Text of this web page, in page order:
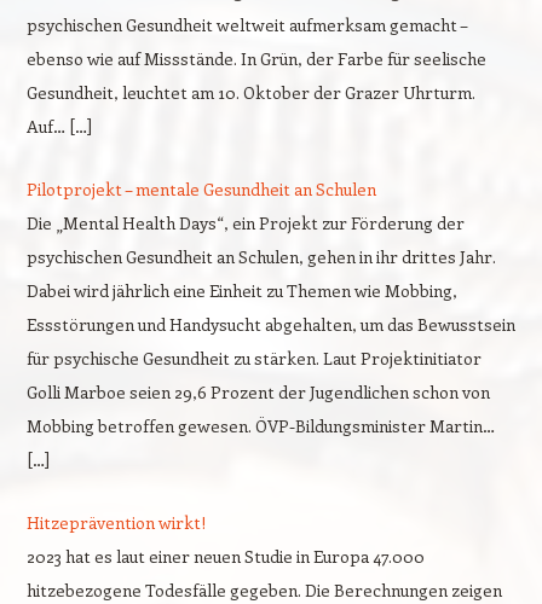
psychischen Gesundheit weltweit aufmerksam gemacht –
ebenso wie auf Missstände. In Grün, der Farbe für seelische
Gesundheit, leuchtet am 10. Oktober der Grazer Uhrturm.
Auf… […]
Pilotprojekt – mentale Gesundheit an Schulen
Die „Mental Health Days“, ein Projekt zur Förderung der
psychischen Gesundheit an Schulen, gehen in ihr drittes Jahr.
Dabei wird jährlich eine Einheit zu Themen wie Mobbing,
Essstörungen und Handysucht abgehalten, um das Bewusstsein
für psychische Gesundheit zu stärken. Laut Projektinitiator
Golli Marboe seien 29,6 Prozent der Jugendlichen schon von
Mobbing betroffen gewesen. ÖVP-Bildungsminister Martin…
[…]
Hitzeprävention wirkt!
2023 hat es laut einer neuen Studie in Europa 47.000
hitzebezogene Todesfälle gegeben. Die Berechnungen zeigen